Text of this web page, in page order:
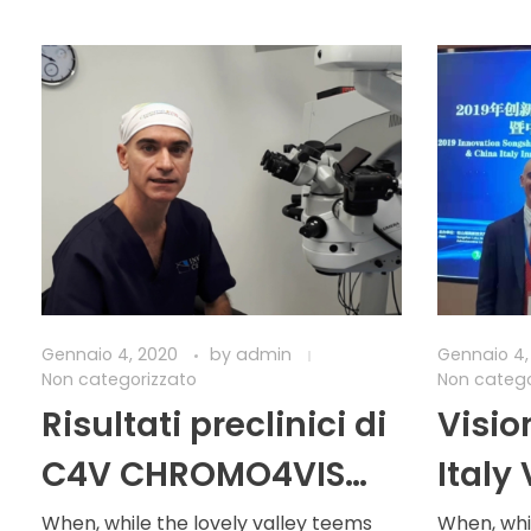
Gennaio 4, 2020 by admin
Non categorizzato
Risultati preclinici di
C4V CHROMO4VIS
When, while the lovely valley teems
Gennaio
Non
Italy
When,